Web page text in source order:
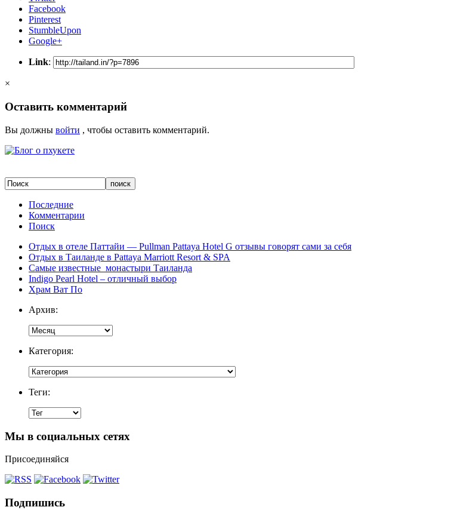
Facebook
Pinterest
StumbleUpon
Google+
Link:
×
Оставить комментарий
Вы должны войти , чтобы оставить комментарий.
Последние
Комментарии
Поиск
Отдых в отеле Паттайи — Pullman Pattaya Hotel G отзывы говорят сами за себя
Отдых в Таиланде в Pattaya Marriott Resort & SPA
Самые известные монастыри Таиланда
Indigo Pearl Hotel – отличный выбор
Храм Ват По
Архив:
Категория:
Теги:
Мы в социальных сетях
Присоединяйся
Подпишись